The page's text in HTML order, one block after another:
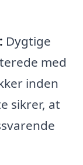
Dygtige
med
inden
sikrer, at